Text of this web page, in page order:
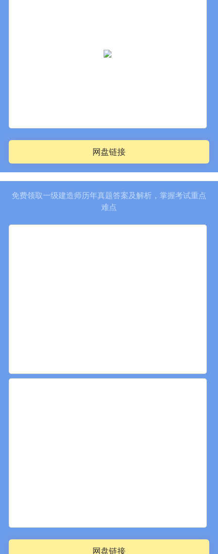
网盘链接
免费领取一级建造师历年真题答案及解析，掌握考试重点
难点
网盘链接